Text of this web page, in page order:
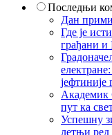
Последњи
Дан
Где је
грађани
јефтиније
Академик
пут ка
Успешну
летњи ред